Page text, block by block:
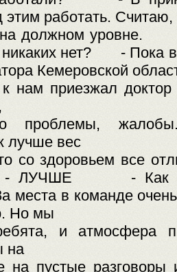
работать. Считаю,
на должном уровне.
никаких нет? - Пока
Кемеровской
нам приезжал
проблемы,
лучше вес
со здоровьем все
- ЛУЧШЕ - Как
в команде очень
Но мы
и атмосфера
на
не на пустые